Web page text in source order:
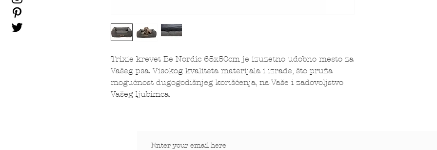
Trixie krevet Be Nordic 65x50cm je izuzetno udobno mesto za
Vašeg psa. Visokog kvaliteta materijala i izrade, što pruža
mogućnost dugogodišnjeg korišćenja, na Vaše i zadovoljstvo
Vašeg ljubimca.